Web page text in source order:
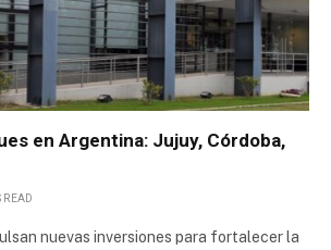
en Argentina: Jujuy, Córdoba,
nuevas inversiones para fortalecer la